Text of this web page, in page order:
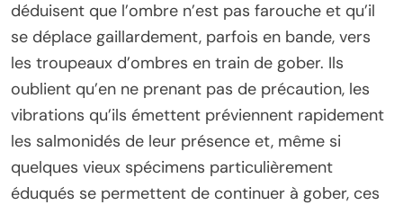
déduisent que l’ombre n’est pas farouche et qu’il
se déplace gaillardement, parfois en bande, vers
les troupeaux d’ombres en train de gober. Ils
oublient qu’en ne prenant pas de précaution, les
vibrations qu’ils émettent préviennent rapidement
les salmonidés de leur présence et, même si
quelques vieux spécimens particulièrement
éduqués se permettent de continuer à gober, ces